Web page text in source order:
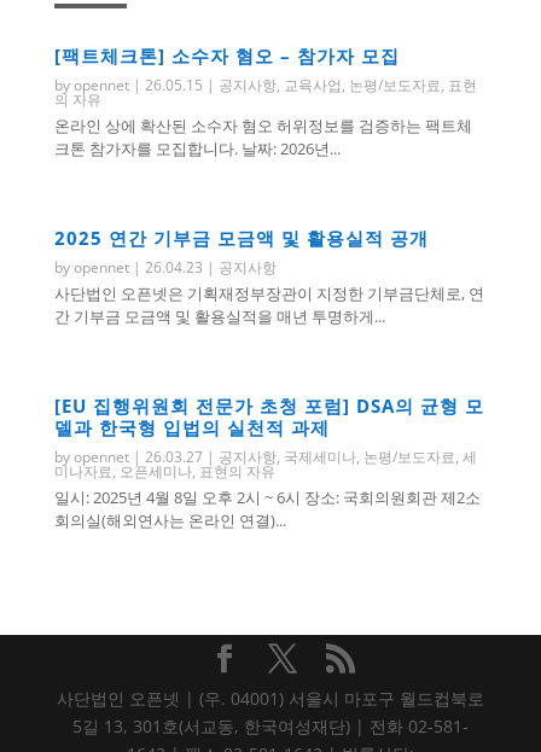
[팩트체크톤] 소수자 혐오 – 참가자 모집
byopennet| 26.05.15 | 공지사항, 교육사업, 논평/보도자료, 표현
의 자유
온라인 상에 확산된 소수자 혐오 허위정보를 검증하는 팩트체
크톤 참가자를 모집합니다. 날짜: 2026년...
2025 연간 기부금 모금액 및 활용실적 공개
byopennet| 26.04.23 | 공지사항
사단법인 오픈넷은 기획재정부장관이 지정한 기부금단체로, 연
간 기부금 모금액 및 활용실적을 매년 투명하게...
[EU 집행위원회 전문가 초청 포럼] DSA의 균형 모
델과 한국형 입법의 실천적 과제
byopennet| 26.03.27| 공지사항, 국제세미나, 논평/보도자료, 세
미나자료, 오픈세미나, 표현의 자유
일시: 2025년 4월 8일 오후 2시 ~ 6시 장소: 국회의원회관 제2소
회의실(해외연사는 온라인 연결)...
사단법인 오픈넷 | (우. 04001) 서울시 마포구 월드컵북로
5길 13, 301호(서교동, 한국여성재단) | 전화 02-581-